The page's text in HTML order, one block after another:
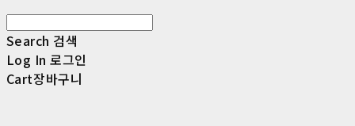
Search 검색
Log In 로그인
Cart장바구니